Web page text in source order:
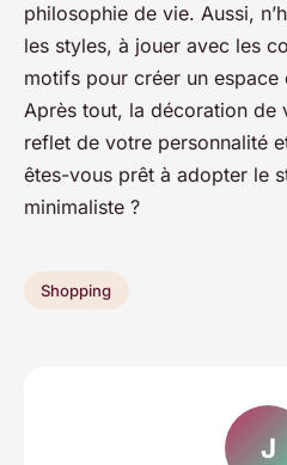
philosophie de vie. Aussi,
les styles, à jouer avec les
motifs pour créer un espace
Après tout, la décoration de
reflet de votre personnalité
êtes-vous prêt à adopter le
minimaliste ?
Shopping
J